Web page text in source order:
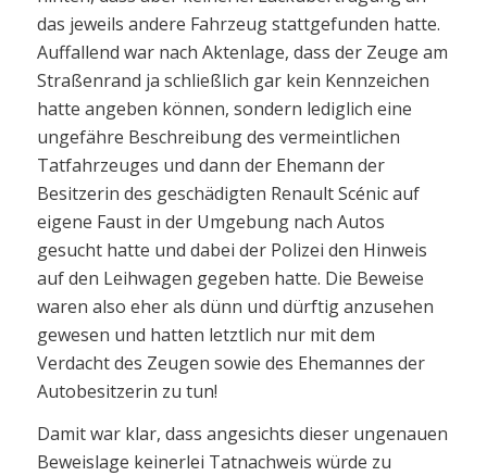
das jeweils andere Fahrzeug stattgefunden hatte.
Auffallend war nach Aktenlage, dass der Zeuge am
Straßenrand ja schließlich gar kein Kennzeichen
hatte angeben können, sondern lediglich eine
ungefähre Beschreibung des vermeintlichen
Tatfahrzeuges und dann der Ehemann der
Besitzerin des geschädigten Renault Scénic auf
eigene Faust in der Umgebung nach Autos
gesucht hatte und dabei der Polizei den Hinweis
auf den Leihwagen gegeben hatte. Die Beweise
waren also eher als dünn und dürftig anzusehen
gewesen und hatten letztlich nur mit dem
Verdacht des Zeugen sowie des Ehemannes der
Autobesitzerin zu tun!
Damit war klar, dass angesichts dieser ungenauen
Beweislage keinerlei Tatnachweis würde zu